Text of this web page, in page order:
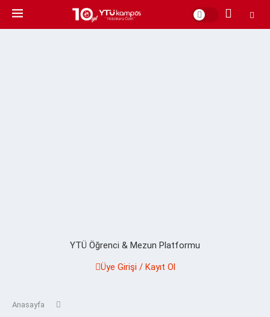
YTÜ Öğrenci & Mezun Platformu
Üye Girişi / Kayıt Ol
Anasayfa